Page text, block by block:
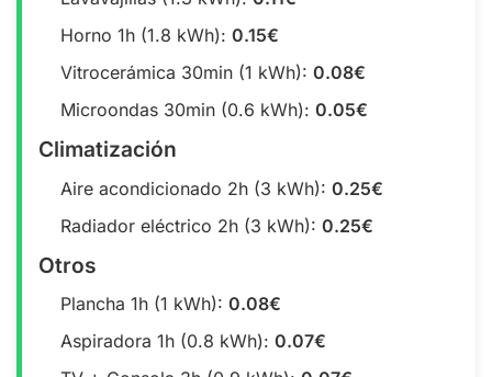
Horno 1h (1.8 kWh): 0.15€
Vitrocerámica 30min (1 kWh): 0.08€
Microondas 30min (0.6 kWh): 0.05€
Climatización
Aire acondicionado 2h (3 kWh): 0.25€
Radiador eléctrico 2h (3 kWh): 0.25€
Otros
Plancha 1h (1 kWh): 0.08€
Aspiradora 1h (0.8 kWh): 0.07€